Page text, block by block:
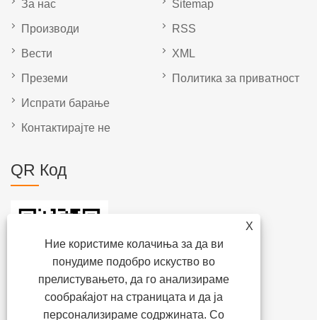
X
Ние користиме колачиња за да ви
понудиме подобро искуство во
прелистувањето, да го анализираме
сообраќајот на страницата и да ја
персонализираме содржината. Со
Преземи
Контактирајте не
QR Код
Copyright © 2022 Tianjin Milestone Valve Company - Пеперутка